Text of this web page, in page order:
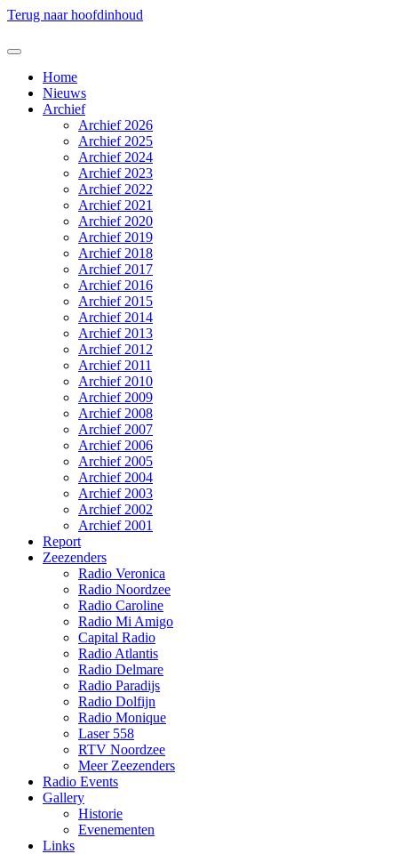
Terug naar hoofdinhoud
Home
Nieuws
Archief
Archief 2026
Archief 2025
Archief 2024
Archief 2023
Archief 2022
Archief 2021
Archief 2020
Archief 2019
Archief 2018
Archief 2017
Archief 2016
Archief 2015
Archief 2014
Archief 2013
Archief 2012
Archief 2011
Archief 2010
Archief 2009
Archief 2008
Archief 2007
Archief 2006
Archief 2005
Archief 2004
Archief 2003
Archief 2002
Archief 2001
Report
Zeezenders
Radio Veronica
Radio Noordzee
Radio Caroline
Radio Mi Amigo
Capital Radio
Radio Atlantis
Radio Delmare
Radio Paradijs
Radio Dolfijn
Radio Monique
Laser 558
RTV Noordzee
Meer Zeezenders
Radio Events
Gallery
Historie
Evenementen
Links